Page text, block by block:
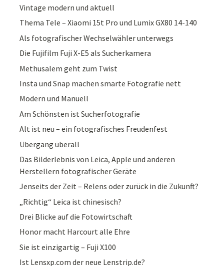
Vintage modern und aktuell
Thema Tele – Xiaomi 15t Pro und Lumix GX80 14-140
Als fotografischer Wechselwähler unterwegs
Die Fujifilm Fuji X-E5 als Sucherkamera
Methusalem geht zum Twist
Insta und Snap machen smarte Fotografie nett
Modern und Manuell
Am Schönsten ist Sucherfotografie
Alt ist neu – ein fotografisches Freudenfest
Übergang überall
Das Bilderlebnis von Leica, Apple und anderen
Herstellern fotografischer Geräte
Jenseits der Zeit – Relens oder zurück in die Zukunft?
„Richtig“ Leica ist chinesisch?
Drei Blicke auf die Fotowirtschaft
Honor macht Harcourt alle Ehre
Sie ist einzigartig – Fuji X100
Ist Lensxp.com der neue Lenstrip.de?